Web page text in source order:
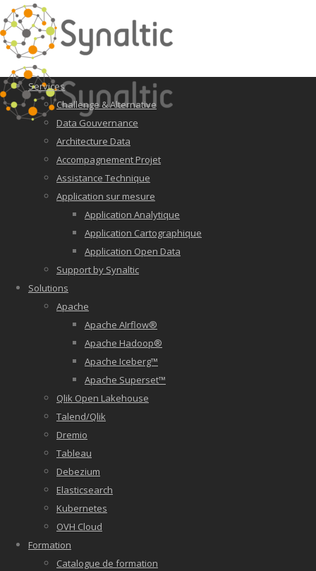
Services
Challenge & Alternative
Data Gouvernance
Architecture Data
Accompagnement Projet
Assistance Technique
Application sur mesure
Application Analytique
Application Cartographique
Application Open Data
Support by Synaltic
Solutions
Apache
Apache AIrflow®
Apache Hadoop®
Apache Iceberg™
Apache Superset™
Qlik Open Lakehouse
Talend/Qlik
Dremio
Tableau
Debezium
Elasticsearch
Kubernetes
OVH Cloud
Formation
Catalogue de formation